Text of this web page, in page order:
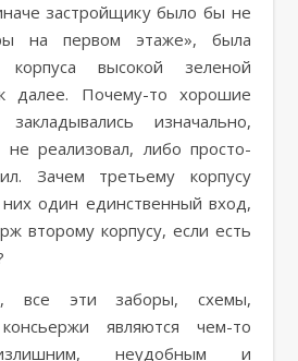
застройщику было бы не
на первом этаже», была
высокой зеленой
далее. Почему-то хорошие
изначально,
реализовал, либо просто-
Зачем третьему корпусу
один единственный вход,
второму корпусу, если есть
все эти заборы, схемы,
являются чем-то
неудобным и